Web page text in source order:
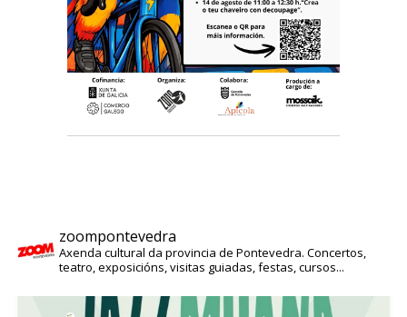
zoompontevedra
Axenda cultural da provincia de Pontevedra. Concertos,
teatro, exposicións, visitas guiadas, festas, cursos...